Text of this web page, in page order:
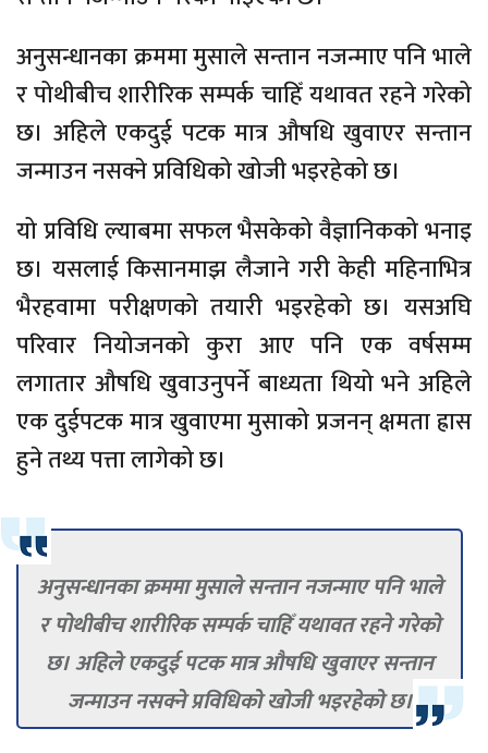
अनुसन्धानका क्रममा मुसाले सन्तान नजन्माए पनि भाले
र पोथीबीच शारीरिक सम्पर्क चाहिँ यथावत रहने गरेको
छ। अहिले एकदुई पटक मात्र औषधि खुवाएर सन्तान
जन्माउन नसक्ने प्रविधिको खोजी भइरहेको छ।
यो प्रविधि ल्याबमा सफल भैसकेको वैज्ञानिकको भनाइ
छ। यसलाई किसानमाझ लैजाने गरी केही महिनाभित्र
भैरहवामा परीक्षणको तयारी भइरहेको छ। यसअघि
परिवार नियोजनको कुरा आए पनि एक वर्षसम्म
लगातार औषधि खुवाउनुपर्ने बाध्यता थियो भने अहिले
एक दुईपटक मात्र खुवाएमा मुसाको प्रजनन् क्षमता ह्रास
हुने तथ्य पत्ता लागेको छ।
अनुसन्धानका क्रममा मुसाले सन्तान नजन्माए पनि भाले
र पोथीबीच शारीरिक सम्पर्क चाहिँ यथावत रहने गरेको
छ। अहिले एकदुई पटक मात्र औषधि खुवाएर सन्तान
जन्माउन नसक्ने प्रविधिको खोजी भइरहेको छ।